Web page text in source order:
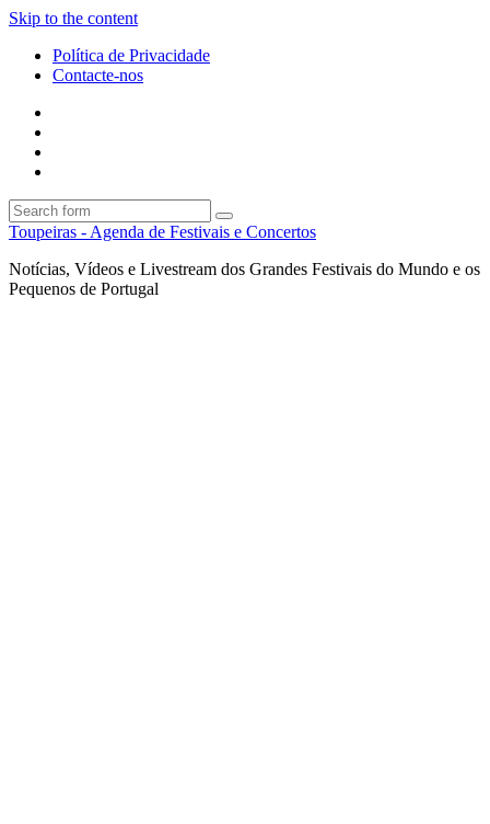
Skip to the content
Política de Privacidade
Contacte-nos
Search
Toupeiras - Agenda de Festivais e Concertos
Notícias, Vídeos e Livestream dos Grandes Festivais do Mundo e os
Pequenos de Portugal